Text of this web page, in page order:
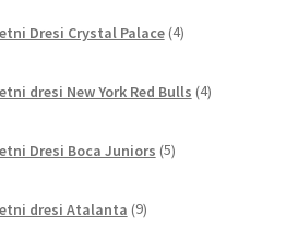
Dresi Crystal Palace 4izdelki
dresi New York Red Bulls 4izdelki
Dresi Boca Juniors 5izdelkov
dresi Atalanta 9izdelkov